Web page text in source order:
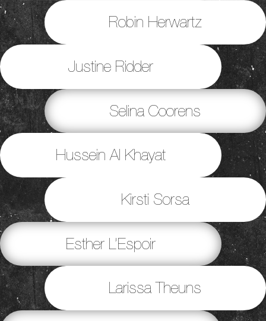
Robin Herwartz
Justine Ridder
Selina Coorens
Hussein Al Khayat
Kirsti Sorsa
Esther L’Espoir
Larissa Theuns